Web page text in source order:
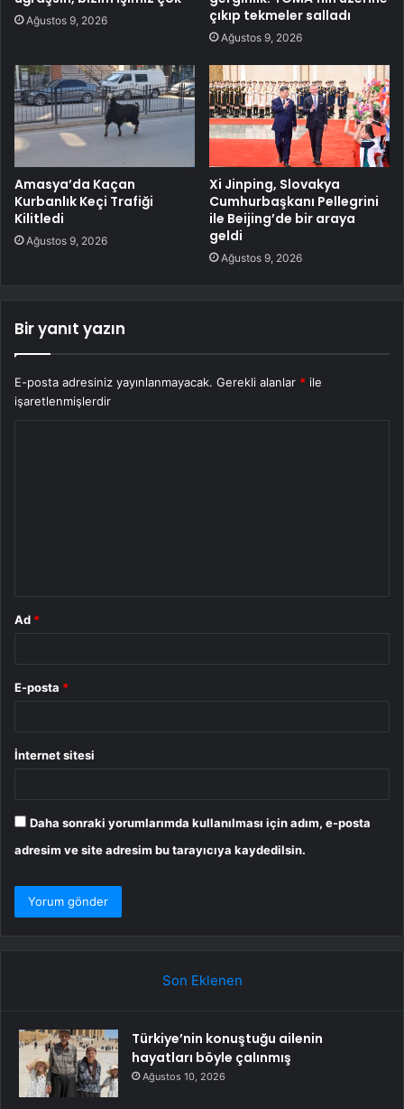
Ağustos 9, 2026
çıkıp tekmeler salladı
Ağustos 9, 2026
Amasya’da Kaçan
Kurbanlık Keçi Trafiği
Kilitledi
Ağustos 9, 2026
Xi Jinping, Slovakya
Cumhurbaşkanı Pellegrini
ile Beijing’de bir araya
geldi
Ağustos 9, 2026
Bir yanıt yazın
E-posta adresiniz yayınlanmayacak. Gerekli alanlar * ile
işaretlenmişlerdir
Ad *
E-posta *
İnternet sitesi
Daha sonraki yorumlarımda kullanılması için adım, e-posta
adresim ve site adresim bu tarayıcıya kaydedilsin.
Son Eklenen
Türkiye’nin konuştuğu ailenin
hayatları böyle çalınmış
Ağustos 10, 2026